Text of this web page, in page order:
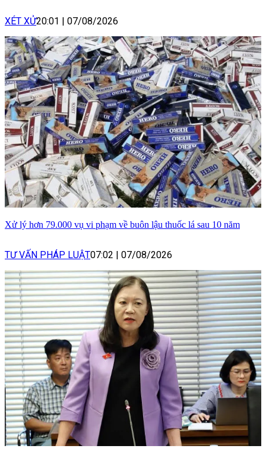
XÉT XỬ20:01 | 07/08/2026
Xử lý hơn 79.000 vụ vi phạm về buôn lậu thuốc lá sau 10 năm
TƯ VẤN PHÁP LUẬT07:02 | 07/08/2026